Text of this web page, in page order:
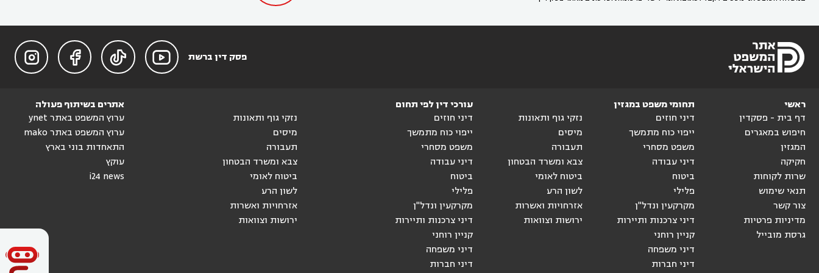
פסק דין ברשת 



ראשי
דף בית - פסקדין
חיפוש במאגרים
המגזין
חקיקה
שרות לקוחות
תנאי שימוש
צור קשר
מדיניות פרטיות
גרסת מובייל
תחומי משפט במגזין
דיני חוזים
ייפוי כוח מתמשך
משפט מסחרי
דיני עבודה
ביטוח
פלילי
מקרקעין ונדל"ן
דיני צרכנות ותיירות
קניין רוחני
דיני משפחה
דיני חברות
נזקי גוף ותאונות
מיסים
תעבורה
צבא ומשרד הבטחון
ביטוח לאומי
לשון הרע
אזרחויות ואשרות
ירושות וצוואות
עורכי דין לפי תחום
דיני חוזים
ייפוי כוח מתמשך
משפט מסחרי
דיני עבודה
ביטוח
פלילי
מקרקעין ונדל"ן
דיני צרכנות ותיירות
קניין רוחני
דיני משפחה
דיני חברות
נזקי גוף ותאונות
מיסים
תעבורה
צבא ומשרד הבטחון
ביטוח לאומי
לשון הרע
אזרחויות ואשרות
ירושות וצוואות
אתרים בשיתוף פעולה
ערוץ המשפט באתר ynet
ערוץ המשפט באתר mako
התאחדות בוני בארץ
עוקץ
i24 news